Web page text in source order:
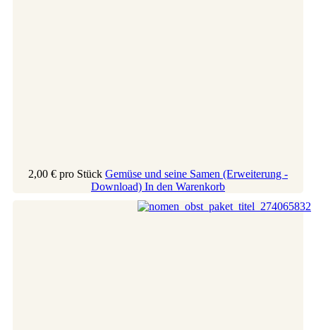
2,00 € pro Stück Gemüse und seine Samen (Erweiterung -
Download) In den Warenkorb